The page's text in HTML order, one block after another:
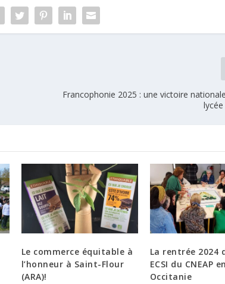
Francophonie 2025 : une victoire
Le commerce équitable à
l’honneur à Saint-Flour
(ARA)!
La rentrée 2024
ECSI du CNEAP en
Occitanie